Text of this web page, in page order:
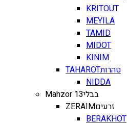
KRITOUT
MEYILA
TAMID
MIDOT
KINIM
TAHAROTטהרות
NIDDA
Mahzor 13בבלי
ZERAIMזרעים
BERAKHOT